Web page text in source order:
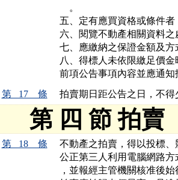
    。
五、定有應買資格或條件
六、閱覽不動產相關資料
七、應繳納之保證金額及方
八、得標人未依限繳足價
第 17 條
第 四 節 拍賣
第 18 條
不動產之拍賣，得以投標
公正第三人利用電腦網路
，並報經主管機關核准後